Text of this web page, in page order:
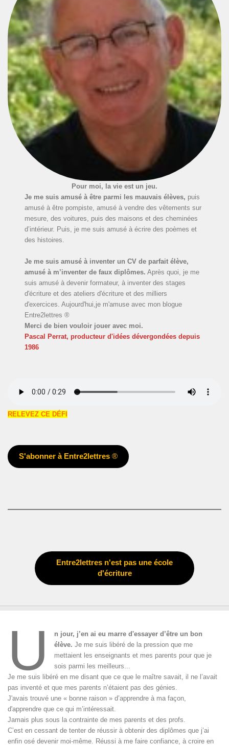
Pour moi, la vie est un jeu.
Je me suis amusé à être parmi les mauvais élèves, puis
amusé à être pompiste, amusé à vendre des vêtements sur
mesure, des voitures, puis des maisons et des cheminées
d’intérieur. Puis, je me suis amusé à écrire des poèmes et
des histoires.
Je me suis amusé à inventer un CV de parfait élève,
amusé à m’inventer de faux diplômes. Après quoi, je me
suis amusé à devenir formateur, à inventer des stages
d'écriture et des ateliers d'écriture et des milliers
d'exercices. Aujourd'hui,je m'amuse avec mon blogue
Entre2lettres ®
Merci de bien vouloir jouer avec moi.
Pascal Perrat, producteur d'idées dévergondées depuis
1986
RELEVEZ CE DÉFI
S'abonner à Entre2lettres®
Entre2lettres n'est pas une école
d'écriture
U
n jour, j’en ai eu marre d'essayer d’être un bon
élève.Je me suis libéré de la pression que me
mettaient les enseignants et mes parents pour que je
sois parmi les meilleurs...
Je me suis libéré en me disant que ce que le maître savait, il ne l’avait
pas inventé et que mes parents n’étaient pas des génies.
J'avais trouvé une « bonne raison » d’apprendre à ma façon,
d'apprendre que ce qui m’intéressait.
Jamais plus sous la contrainte de mes parents et des profs.
C’est en cessant de tenter de réussir à obtenir des diplômes que j’ai
enfin osé devenir moi-même. Réussi à me faire confiance, à croire en